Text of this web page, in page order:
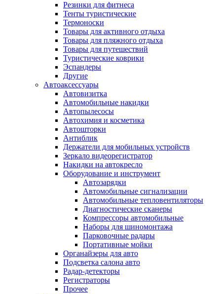
Резинки для фитнеса
Тенты туристические
Термоноски
Товары для активного отдыха
Товары для пляжного отдыха
Товары для путешествий
Туристические коврики
Эспандеры
Другие
Автоаксессуары
Автовизитка
Автомобильные накидки
Автопылесосы
Автохимия и косметика
Автошторки
Антиблик
Держатели для мобильных устройств
Зеркало видеорегистратор
Накидки на автокресло
Оборудование и инструмент
Автозарядки
Автомобильные сигнализации
Автомобильные тепловентиляторы
Диагностические сканеры
Компрессоры автомобильные
Наборы для шиномонтажа
Парковочные радары
Портативные мойки
Органайзеры для авто
Подсветка салона авто
Радар-детекторы
Регистраторы
Прочее